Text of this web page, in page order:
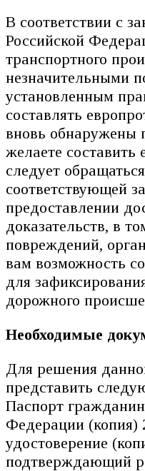
В соответствии с
Российской
транспортного
незначительными
установленным
составлять
вновь обнаружены
желаете составить
следует
соответствующей
предоставлении
доказательств, в
повреждений,
вам возможность
для
дорожного
Необходимые
Для решения
представить
Паспорт
Федерации (копия)
удостоверение
подтверждающий